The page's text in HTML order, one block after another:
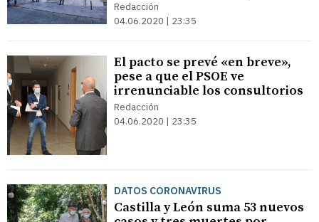
Redacción
04.06.2020 | 23:35
El pacto se prevé «en breve»,
pese a que el PSOE ve
irrenunciable los consultorios
Redacción
04.06.2020 | 23:35
DATOS CORONAVIRUS
Castilla y León suma 53 nuevos